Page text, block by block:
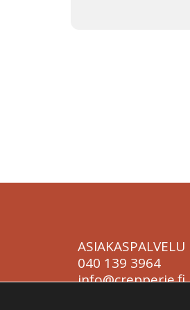
ASIAKASPALVELU
040 139 3964
info@crepperie.fi